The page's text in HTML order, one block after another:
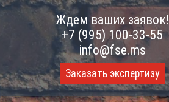
Ждем ваших заявок!
+7 (995) 100-33-55
info@fse.ms
Заказать экспертизу